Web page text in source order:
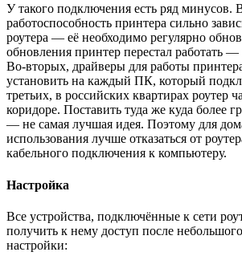
У такого подключения есть ряд минусов.
работоспособность принтера сильно
роутера — её необходимо регулярно
обновления принтер перестал работать —
Во-вторых, драйверы для работы
установить на каждый ПК, который
третьих, в российских квартирах роутер
коридоре. Поставить туда же куда более
— не самая лучшая идея. Поэтому для
использования лучше отказаться от
кабельного подключения к компьютеру.
Настройка
Все устройства, подключённые к сети
получить к нему доступ после
настройки: